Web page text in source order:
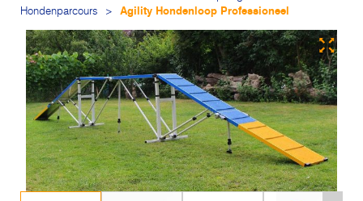
Hondenparcours
> Agility Hondenloop Professioneel